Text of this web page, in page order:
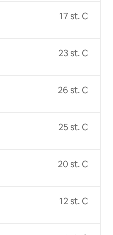
17 st. C
23 st. C
26 st. C
25 st. C
20 st. C
12 st. C